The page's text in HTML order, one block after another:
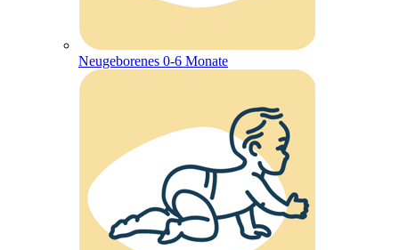
Neugeborenes 0-6 Monate